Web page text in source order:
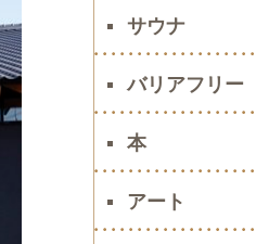
サウナ
バリアフリー
本
アート